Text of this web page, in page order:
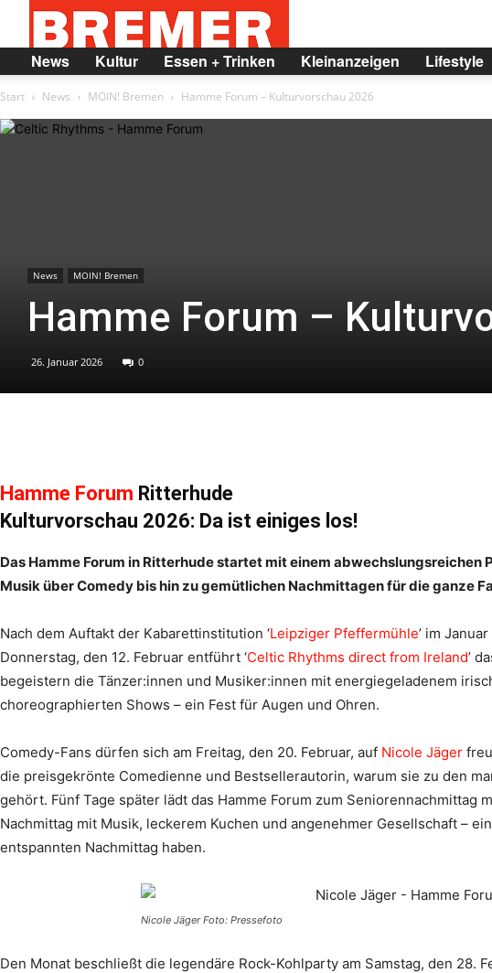
BREMER
News Kultur Essen + Trinken Kleinanzeigen Lifestyle
Start News MOIN! Bremen Hamme Forum – Kulturvorschau 2026
News MOIN! Bremen
Hamme Forum –
26. Januar 2026 0
Hamme Forum Ritterhude
Kulturvorschau 2026: Da ist einiges los!
Das Hamme Forum in Ritterhude startet mit einem abwechslungsreichen
Musik über Comedy bis hin zu gemütlichen Nachmittagen für die ganze
Nach dem Auftakt der Kabarettinstitution ‘Leipziger Pfeffermühle’ im
Donnerstag, den 12. Februar entführt ‘Celtic Rhythms direct from Ireland’
begeistern die Tänzer:innen und Musiker:innen mit energiegeladenem
choreographierten Shows – ein Fest für Augen und Ohren.
Comedy-Fans dürfen sich am Freitag, den 20. Februar, auf Nicole Jäger
die preisgekrönte Comedienne und Bestsellerautorin, warum sie zu den
gehört. Fünf Tage später lädt das Hamme Forum zum Seniorennachmittag
Nachmittag mit Musik, leckerem Kuchen und angenehmer Gesellschaft –
entspannten Nachmittag haben.
Nicole Jäger Foto: Pressefoto
Den Monat beschließt die legendäre Rock-Kohlparty am Samstag, den 28.